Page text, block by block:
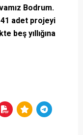
Bodrum.
41 adet projeyi
beş yıllığına